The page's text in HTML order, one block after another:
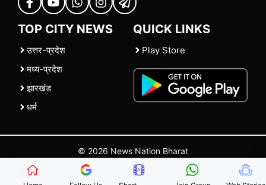
TOP CITY NEWS
उत्तर-प्रदेश
मध्य-प्रदेश
झारखंड
धर्म
QUICK LINKS
Play Store
© 2026 News Nation Bharat
| |Contact Us |Policies Terms and Conditions